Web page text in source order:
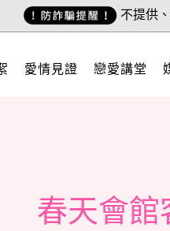
不提供
愛情見證 戀愛講堂
春天會